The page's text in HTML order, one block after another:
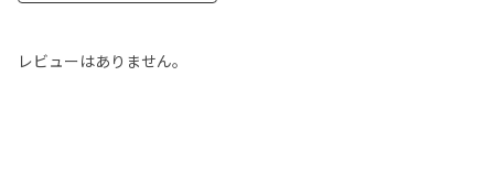
レビューはありません。